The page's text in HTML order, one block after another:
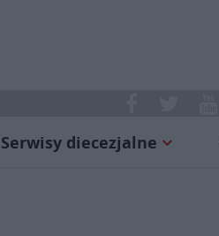
Serwisy diecezjalne